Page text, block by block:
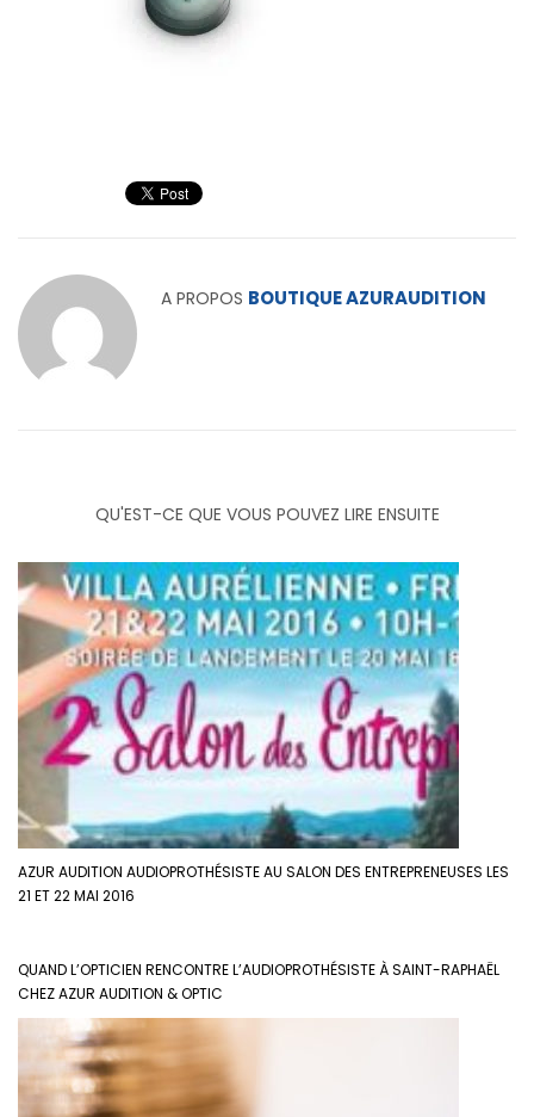
A PROPOS BOUTIQUE AZURAUDITION
QU'EST-CE QUE VOUS POUVEZ LIRE ENSUITE
AZUR AUDITION AUDIOPROTHÉSISTE AU SALON DES ENTREPRENEUSES LES
21 ET 22 MAI 2016
QUAND L’OPTICIEN RENCONTRE L’AUDIOPROTHÉSISTE À SAINT-RAPHAËL
CHEZ AZUR AUDITION & OPTIC